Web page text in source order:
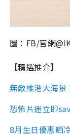
圖：FB/官網
【精選推介】
無敵維港大海
恐怖片迷立即
8月生日優惠晒